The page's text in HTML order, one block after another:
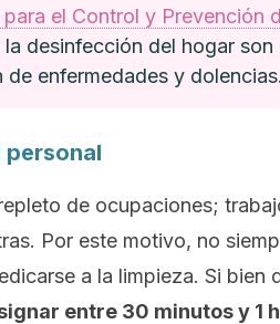
el Control y Prevención
desinfección del hogar
de enfermedades y dolencias.
personal
de ocupaciones;
Por este motivo, no
a la limpieza. Si bien
entre 30 minutos y 1